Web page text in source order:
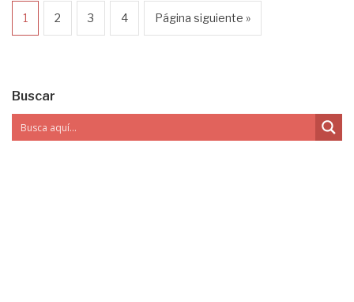
1 2 3 4 Página siguiente »
Buscar